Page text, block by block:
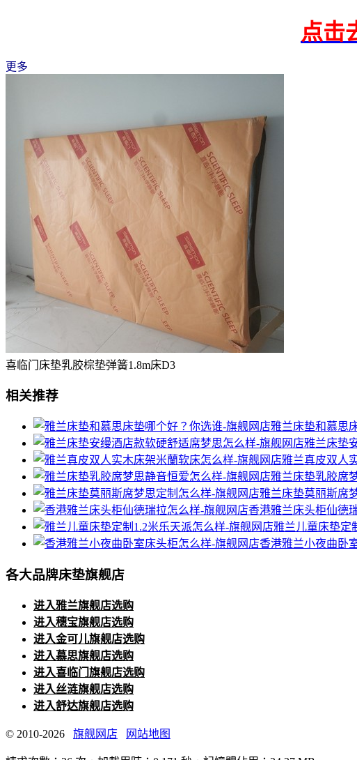
点击
更多
喜临门床垫乳胶棕垫弹簧1.8m床D3
相关推荐
雅兰床垫和慕思
雅兰床垫
雅兰真皮双人
雅兰床垫乳胶席
雅兰床垫莫丽斯席
香港雅兰床头柜仙德
雅兰儿童床垫定
香港雅兰小夜曲卧
各大品牌床垫旗舰店
进入雅兰旗舰店选购
进入穗宝旗舰店选购
进入金可儿旗舰店选购
进入慕思旗舰店选购
进入喜临门旗舰店选购
进入丝涟旗舰店选购
进入舒达旗舰店选购
© 2010-2026 旗舰网店 网站地图